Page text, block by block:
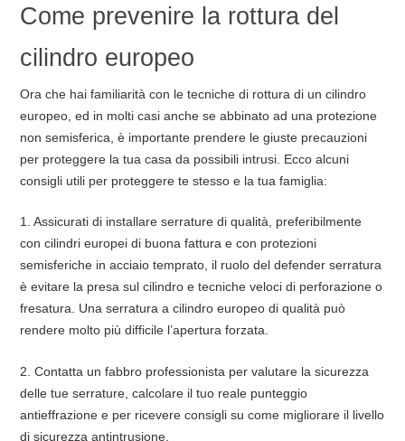
Come prevenire la rottura del
cilindro europeo
Ora che hai familiarità con le tecniche di rottura di un cilindro
europeo, ed in molti casi anche se abbinato ad una protezione
non semisferica, è importante prendere le giuste precauzioni
per proteggere la tua casa da possibili intrusi. Ecco alcuni
consigli utili per proteggere te stesso e la tua famiglia:
1. Assicurati di installare serrature di qualità, preferibilmente
con cilindri europei di buona fattura e con protezioni
semisferiche in acciaio temprato, il ruolo del defender serratura
è evitare la presa sul cilindro e tecniche veloci di perforazione o
fresatura. Una serratura a cilindro europeo di qualità può
rendere molto più difficile l’apertura forzata.
2. Contatta un fabbro professionista per valutare la sicurezza
delle tue serrature, calcolare il tuo reale punteggio
antieffrazione e per ricevere consigli su come migliorare il livello
di sicurezza antintrusione.